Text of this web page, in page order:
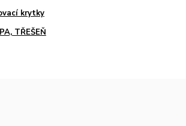
krytky
TŘEŠEŇ